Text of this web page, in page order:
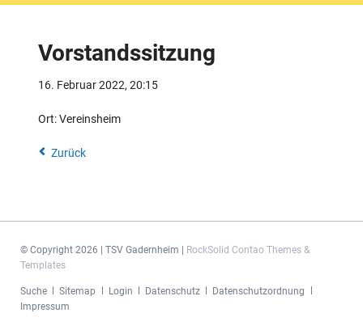
Vorstandssitzung
16. Februar 2022, 20:15
Ort: Vereinsheim
Zurück
© Copyright 2026 | TSV Gadernheim |
RockSolid Contao Themes &
Templates
Navigation
überspringen
Suche Sitemap Login Datenschutz
Datenschutzordnung
Impressum